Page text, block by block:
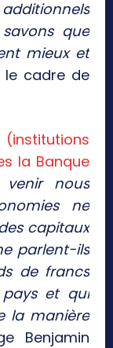
que
mieux et
le cadre de
(institutions
la Banque
nous
ne
capitaux
parlent-ils
de francs
et qui
la manière
Benjamin